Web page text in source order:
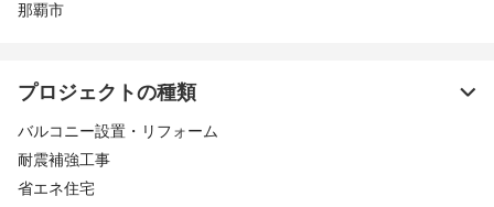
那覇市
プロジェクトの種類
バルコニー設置・リフォーム
耐震補強工事
省エネ住宅